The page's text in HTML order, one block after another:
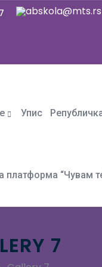
Упис
платформа “Чувам
7